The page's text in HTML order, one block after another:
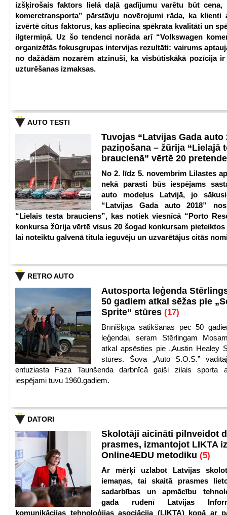
izšķirošais faktors lielā daļā gadījumu varētu būt cena,
komerctransporta” pārstāvju novērojumi rāda, ka klienti
izvērtē citus faktorus, kas apliecina spēkrata kvalitāti un
ilgtermiņā. Uz šo tendenci norāda arī “Volkswagen
organizētās fokusgrupas intervijas rezultāti: vairums
no dažādām nozarēm atzinuši, ka visbūtiskākā pozīcija ir
uzturēšanas izmaksas.
AUTO TESTI
Tuvojas “Latvijas Gada auto
paziņošana – žūrija “Lielajā
braucienā” vērtē 20
No 2. līdz 5. novembrim Lilastes
nekā parasti būs iespējams
auto modeļus Latvijā, jo
“Latvijas Gada auto 2018”
“Lielais testa brauciens”, kas notiek viesnīcā “Porto
konkursa žūrija vērtē visus 20 šogad konkursam
lai noteiktu galvenā titula ieguvēju un uzvarētājus citās
RETRO AUTO
Autosporta leģenda
50 gadiem atkal sēžas pie
Sprite” stūres (17)
Brīnišķīga satikšanās pēc 50
leģendai, seram Stērlingam
atkal apsēsties pie „Austin Healey
stūres. Šova „Auto S.O.S.”
entuziasta Faza Taunšenda darbnīcā gaiši zilais sporta
iespējami tuvu 1960.gadiem.
DATORI
Skolotāji aicināti pilnveidot
prasmes, izmantojot LIKTA
Online4EDU metodiku (5)
Ar mērķi uzlabot Latvijas
iemaņas, tai skaitā prasmes
sadarbības un apmācību
gada rudenī Latvijas
komunikācijas tehnoloģijas asociācija (LIKTA) kopā ar